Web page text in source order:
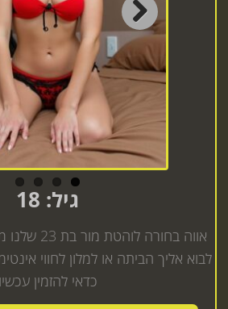
Next
גיל: 18
אווה בחורה
לבוא אליך הביתה או למלון לחווי
כדאי להזמין עכשיו